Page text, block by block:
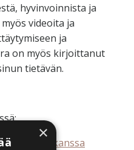
hyvinvoinnista ja
videoita ja
ja
on myös kirjoittanut
tietävän.
koiran kanssa
×